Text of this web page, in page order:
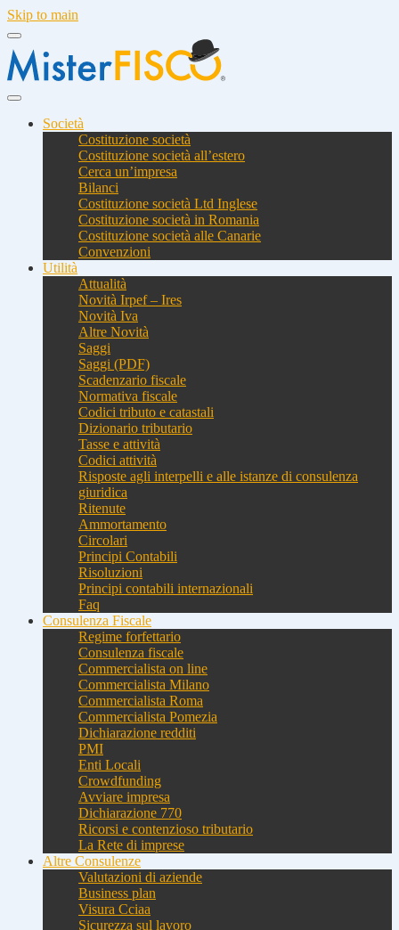
Skip to main
Società
Costituzione società
Costituzione società all’estero
Cerca un’impresa
Bilanci
Costituzione società Ltd Inglese
Costituzione società in Romania
Costituzione società alle Canarie
Convenzioni
Utilità
Attualità
Novità Irpef – Ires
Novità Iva
Altre Novità
Saggi
Saggi (PDF)
Scadenzario fiscale
Normativa fiscale
Codici tributo e catastali
Dizionario tributario
Tasse e attività
Codici attività
Risposte agli interpelli e alle istanze di consulenza
giuridica
Ritenute
Ammortamento
Circolari
Principi Contabili
Risoluzioni
Principi contabili internazionali
Faq
Consulenza Fiscale
Regime forfettario
Consulenza fiscale
Commercialista on line
Commercialista Milano
Commercialista Roma
Commercialista Pomezia
Dichiarazione redditi
PMI
Enti Locali
Crowdfunding
Avviare impresa
Dichiarazione 770
Ricorsi e contenzioso tributario
La Rete di imprese
Altre Consulenze
Valutazioni di aziende
Business plan
Visura Cciaa
Sicurezza sul lavoro